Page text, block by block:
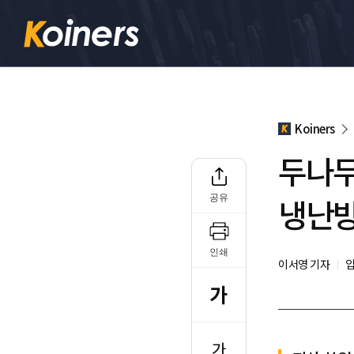
공유
인쇄
Koiners
두나
냉난
이서영 기자